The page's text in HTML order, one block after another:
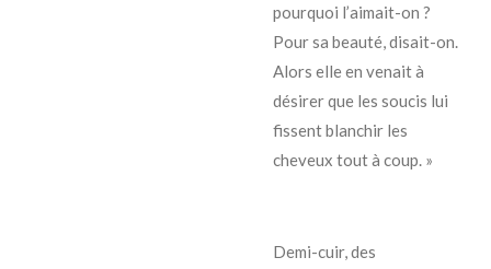
pourquoi l’aimait-on ?
Pour sa beauté, disait-on.
Alors elle en venait à
désirer que les soucis lui
fissent blanchir les
cheveux tout à coup. »
Demi-cuir, des